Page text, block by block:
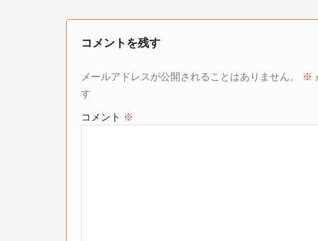
コメントを残す
メールアドレスが公開されることはありません。 ※
す
コメント ※